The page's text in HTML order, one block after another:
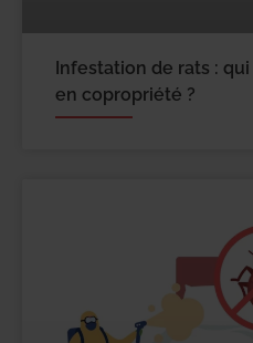
Infestation de rats :
en copropriété ?